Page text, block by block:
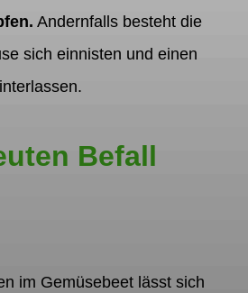
Andernfalls besteht die
sich einnisten und einen
Befall
im Gemüsebeet lässt sich